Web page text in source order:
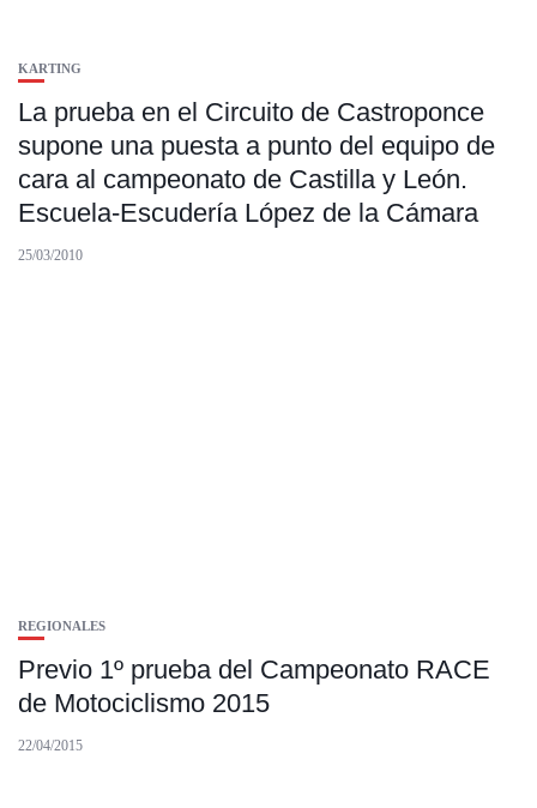
KARTING
La prueba en el Circuito de Castroponce
supone una puesta a punto del equipo de
cara al campeonato de Castilla y León.
Escuela-Escudería López de la Cámara
25/03/2010
REGIONALES
Previo 1º prueba del Campeonato RACE
de Motociclismo 2015
22/04/2015